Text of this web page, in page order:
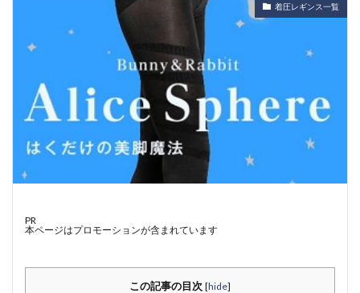
着圧レギンス一覧
PR
本ページはプロモーションが含まれています
この記事の目次 [hide]